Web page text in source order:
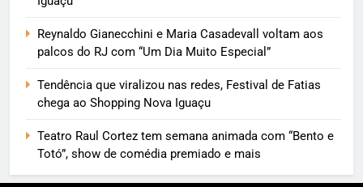
Reynaldo Gianecchini e Maria Casadevall voltam aos
palcos do RJ com “Um Dia Muito Especial”
Tendência que viralizou nas redes, Festival de Fatias
chega ao Shopping Nova Iguaçu
Teatro Raul Cortez tem semana animada com “Bento e
Totó”, show de comédia premiado e mais